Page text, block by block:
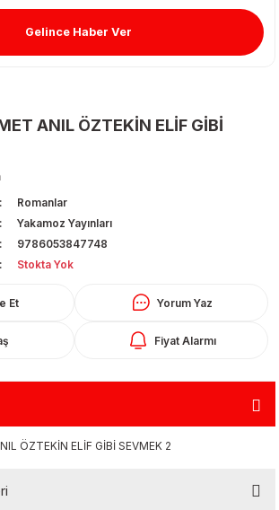
ANIL ÖZTEKİN ELİF GİBİ
Romanlar
Yakamoz Yayınları
9786053847748
Stokta Yok
Et Yorum Yaz
Fiyat Alarmı
Gelince Haber Ver
ÖZTEKİN ELİF GİBİ SEVMEK 2